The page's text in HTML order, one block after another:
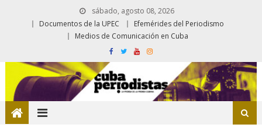
sábado, agosto 08, 2026
Documentos de la UPEC
Efemérides del Periodismo
Medios de Comunicación en Cuba